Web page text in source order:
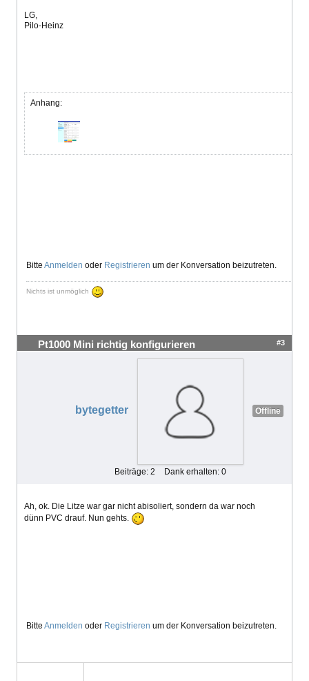
LG,
Pilo-Heinz
Anhang:
Bitte Anmelden oder Registrieren um der Konversation beizutreten.
Nichts ist unmöglich
Pt1000 Mini richtig konfigurieren #3
bytegetter Offline
Beiträge: 2 Dank erhalten: 0
Ah, ok. Die Litze war gar nicht abisoliert, sondern da war noch
dünn PVC drauf. Nun gehts.
Bitte Anmelden oder Registrieren um der Konversation beizutreten.